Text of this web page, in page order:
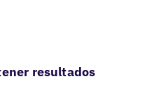
resultados